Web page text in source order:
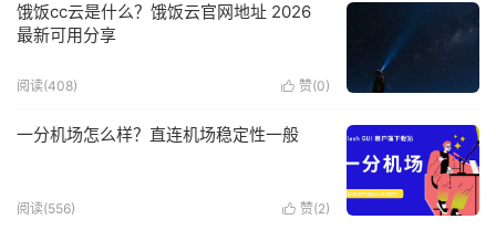
饿饭cc云是什么？饿饭云官网地址 2026
最新可用分享
 赞(0)
阅读(408)
一分机场怎么样？直连机场稳定性一般
 赞(2)
阅读(556)